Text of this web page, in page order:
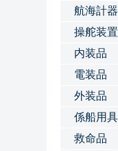
航海計器
操舵装置
内装品
電装品
外装品
係船用具
救命品